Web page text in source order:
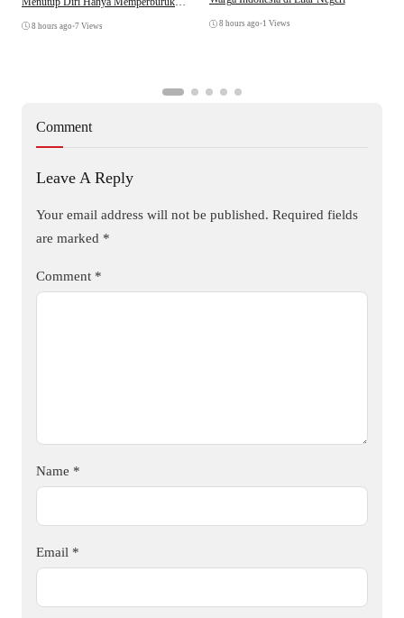
8 hours ago •7 Views 8 hours ago •1 Views
Comment
Leave A Reply
Your email address will not be published. Required fields
are marked *
Comment *
Name *
Email *